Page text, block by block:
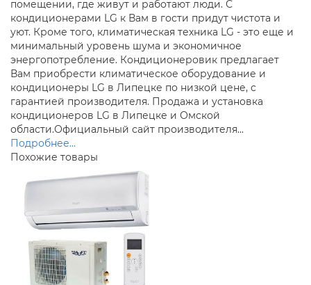
помещении, где живут и работают люди. С
кондиционерами LG к Вам в гости придут чистота и
уют. Кроме того, климатическая техника LG - это еще и
минимальный уровень шума и экономичное
энергопотребление. Кондиционеровик предлагает
Вам приобрести климатическое оборудование и
кондиционеры LG в Липецке по низкой цене, с
гарантией производителя. Продажа и установка
кондиционеров LG в Липецке и Омской
области.Официальный сайт производителя...
Подробнее...
Похожие товары